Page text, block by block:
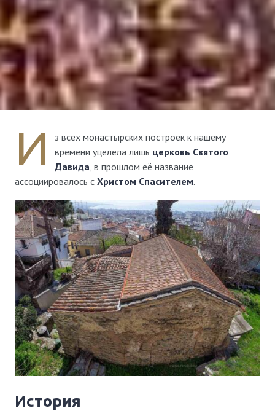
И
з всех монастырских построек к нашему
времени уцелела лишь церковь Святого
Давида, в прошлом её название
ассоциировалось с Христом Спасителем.
История